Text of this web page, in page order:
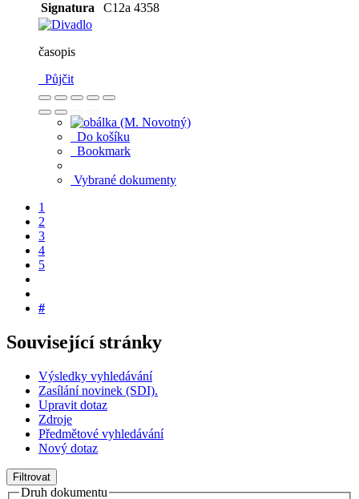
Signatura
C12a 4358
časopis
Půjčit
Do košíku
Bookmark
Vybrané dokumenty
1
2
3
4
5
#
Související stránky
Výsledky vyhledávání
Zasílání novinek (SDI).
Upravit dotaz
Zdroje
Předmětové vyhledávání
Nový dotaz
Filtrovat
Druh dokumentu